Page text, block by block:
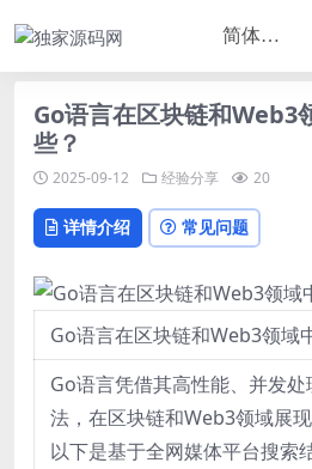
Go语言在区块链和Web3
些？
2025-09-12 经验分享 20
详情介绍 常见问题
Go语言在区块链和Web3领域
Go语言凭借其高性能、并发
法，在区块链和Web3领域展现
以下是基于全网媒体平台搜索